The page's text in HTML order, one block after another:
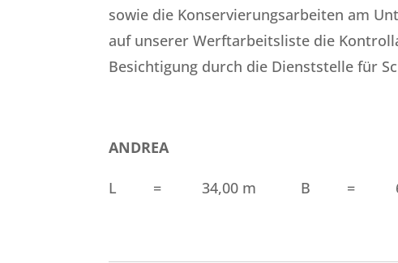
sowie die Konservierungsarbeiten am
auf unserer Werftarbeitsliste die
Besichtigung durch die Dienststelle für
ANDREA
L = 34,00 m B =